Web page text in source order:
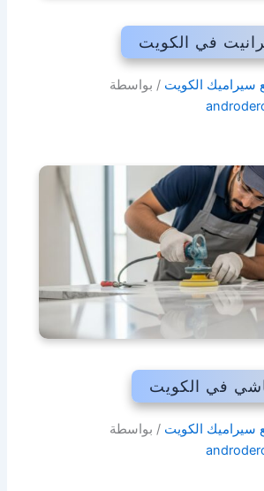
في الكويت
سيراميك الكويت / بواسطة
في الكويت
سيراميك الكويت / بواسطة